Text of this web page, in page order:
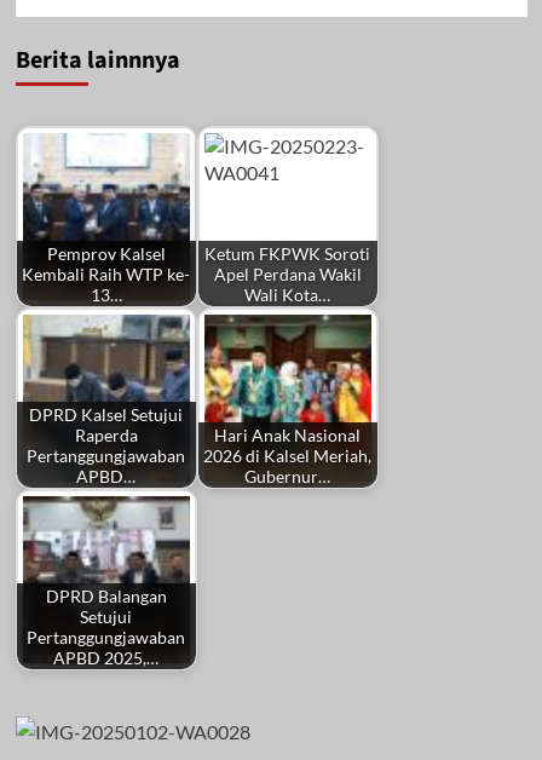
Berita lainnnya
Pemprov Kalsel
Kembali Raih WTP ke-
13…
Ketum FKPWK Soroti
Apel Perdana Wakil
Wali Kota…
DPRD Kalsel Setujui
Raperda
Pertanggungjawaban
APBD…
Hari Anak Nasional
2026 di Kalsel Meriah,
Gubernur…
DPRD Balangan
Setujui
Pertanggungjawaban
APBD 2025,…